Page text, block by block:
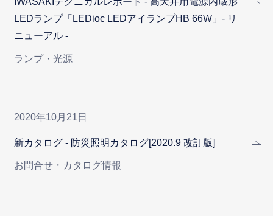
LEDランプ「LEDioc LEDアイランプHB 66W」- リ
ニューアル -
ランプ・光源
2020年10月21日
新カタログ - 防災照明カタログ[2020.9 改訂版]
お問合せ・カタログ情報